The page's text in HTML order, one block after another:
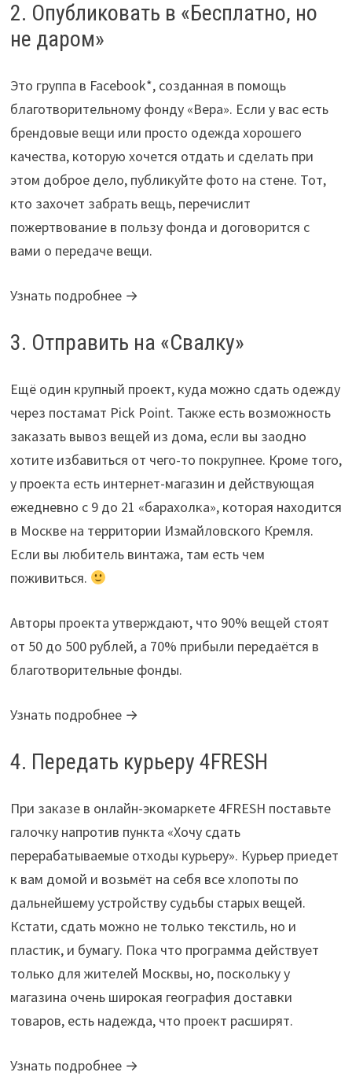
2. Опубликовать в «Бесплатно, но
не даром»
Это группа в Facebook*, созданная в помощь
благотворительному фонду «Вера». Если у вас есть
брендовые вещи или просто одежда хорошего
качества, которую хочется отдать и сделать при
этом доброе дело, публикуйте фото на стене. Тот,
кто захочет забрать вещь, перечислит
пожертвование в пользу фонда и договорится с
вами о передаче вещи.
Узнать подробнее →
3. Отправить на «Свалку»
Ещё один крупный проект, куда можно сдать одежду
через постамат Pick Point. Также есть возможность
заказать вывоз вещей из дома, если вы заодно
хотите избавиться от чего-то покрупнее. Кроме того,
у проекта есть интернет-магазин и действующая
ежедневно с 9 до 21 «барахолка», которая находится
в Москве на территории Измайловского Кремля.
Если вы любитель винтажа, там есть чем
поживиться.
Авторы проекта утверждают, что 90% вещей стоят
от 50 до 500 рублей, а 70% прибыли передаётся в
благотворительные фонды.
Узнать подробнее →
4. Передать курьеру 4FRESH
При заказе в онлайн-экомаркете 4FRESH поставьте
галочку напротив пункта «Хочу сдать
перерабатываемые отходы курьеру». Курьер приедет
к вам домой и возьмёт на себя все хлопоты по
дальнейшему устройству судьбы старых вещей.
Кстати, сдать можно не только текстиль, но и
пластик, и бумагу. Пока что программа действует
только для жителей Москвы, но, поскольку у
магазина очень широкая география доставки
товаров, есть надежда, что проект расширят.
Узнать подробнее →